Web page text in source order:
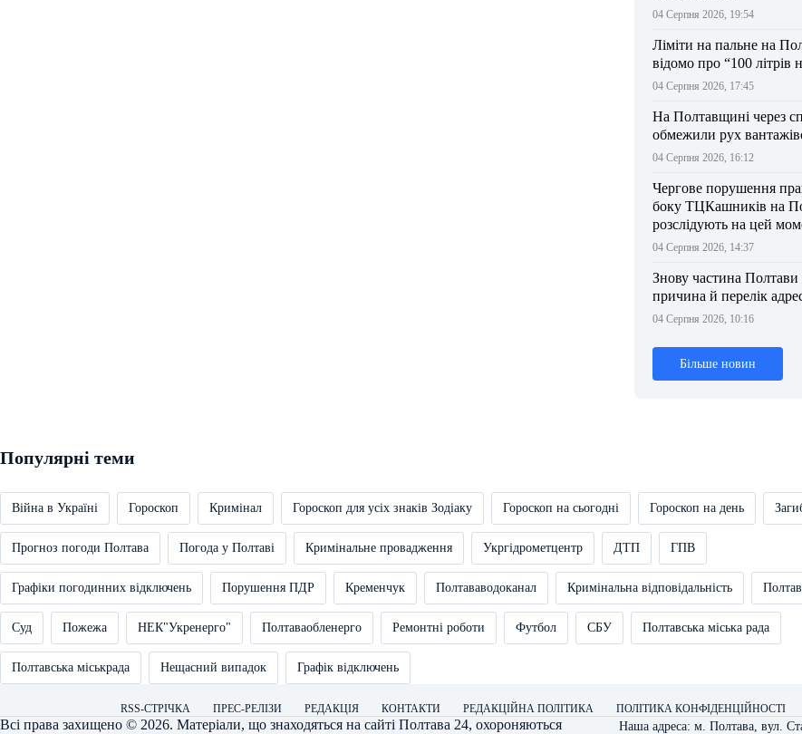
04 Серпня 2026, 19:54
Ліміти на пальне на
відомо про “100 літрів
04 Серпня 2026, 17:45
На Полтавщині через
обмежили рух
04 Серпня 2026, 16:12
Чергове порушення
боку ТЦКашників на
розслідують на цей
04 Серпня 2026, 14:37
Знову частина Полтави
причина й перелік
04 Серпня 2026, 10:16
Більше новин
Популярні теми
Війна в Україні Гороскоп Кримінал Гороскоп для усіх знаків Зодіаку Гороскоп на сьогодні Гороскоп на день
Прогноз погоди Полтава Погода у Полтаві Кримінальне провадження Укргідрометцентр ДТП ГПВ
Графіки погодинних відключень Порушення ПДР Кременчук Полтававодоканал Кримінальна відповідальність
Суд Пожежа НЕК"Укренерго" Полтаваобленерго Ремонтні роботи Футбол СБУ Полтавська міська рада
Полтавська міськрада Нещасний випадок Графік відключень
RSS-СТРІЧКА ПРЕС-РЕЛІЗИ РЕДАКЦІЯ КОНТАКТИ РЕДАКЦІЙНА ПОЛІТИКА ПОЛІТИКА КОНФІДЕНЦІЙНОСТІ
Всі права захищено © 2026. Матеріали, що знаходяться на сайті Полтава 24, охороняються
Наша адреса: м. Полтава, вул.